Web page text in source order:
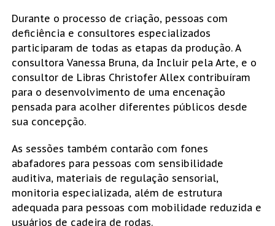
Durante o processo de criação, pessoas com
deficiência e consultores especializados
participaram de todas as etapas da produção. A
consultora Vanessa Bruna, da Incluir pela Arte, e o
consultor de Libras Christofer Allex contribuíram
para o desenvolvimento de uma encenação
pensada para acolher diferentes públicos desde
sua concepção.
As sessões também contarão com fones
abafadores para pessoas com sensibilidade
auditiva, materiais de regulação sensorial,
monitoria especializada, além de estrutura
adequada para pessoas com mobilidade reduzida e
usuários de cadeira de rodas.